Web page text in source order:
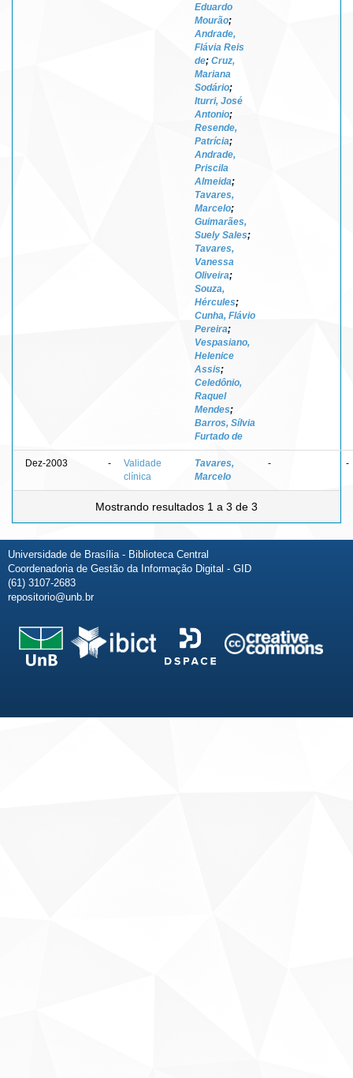
Eduardo
Mourão;
Andrade,
Flávia Reis
de; Cruz,
Mariana
Sodário;
Iturri, José
Antonio;
Resende,
Patrícia;
Andrade,
Priscila
Almeida;
Tavares,
Marcelo;
Guimarães,
Suely Sales;
Tavares,
Vanessa
Oliveira;
Souza,
Hércules;
Cunha, Flávio
Pereira;
Vespasiano,
Helenice
Assis;
Celedônio,
Raquel
Mendes;
Barros, Sílvia
Furtado de
Dez-2003 -
Validade
clínica
Tavares,
Marcelo
- -
Mostrando resultados 1 a 3 de 3
Universidade de Brasília - Biblioteca Central
Coordenadoria de Gestão da Informação Digital - GID
(61) 3107-2683
repositorio@unb.br